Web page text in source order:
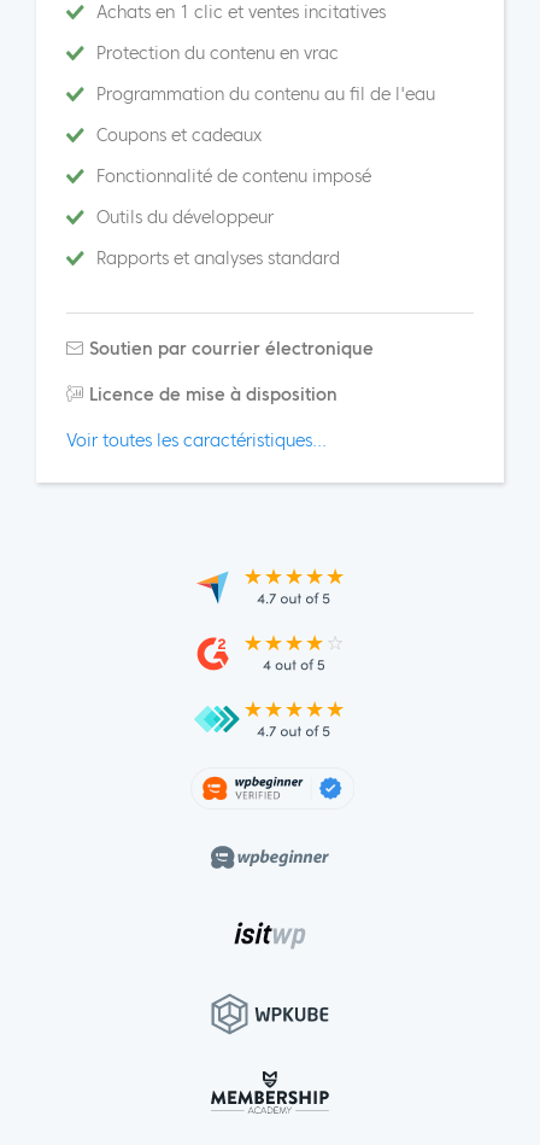
Achats en 1 clic et ventes incitatives
Protection du contenu en vrac
Programmation du contenu au fil de l'eau
Coupons et cadeaux
Fonctionnalité de contenu imposé
Outils du développeur
Rapports et analyses standard
Soutien par courrier électronique
Licence de mise à disposition
Voir toutes les caractéristiques...